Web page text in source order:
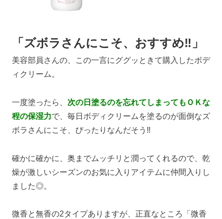
「ズボラさんにこそ、おすすめ‼」
美容部員さんの、この一言にググッときて購入したボデ
ィクリーム。
一度塗ったら、 次の日塗るのを忘れてしまってもＯＫな
程の保湿力で、毎日ボディクリームを塗るのが面倒なズ
ボラさんにこそ、ぴったりなんだそう‼
確かに確かに、奥までムッチリと潤ってくれるので、乾
燥が激しいシーズンのお気に入りアイテムに仲間入りし
ました◎。
微香と無香の2タイプありますが、正直なところ「微香